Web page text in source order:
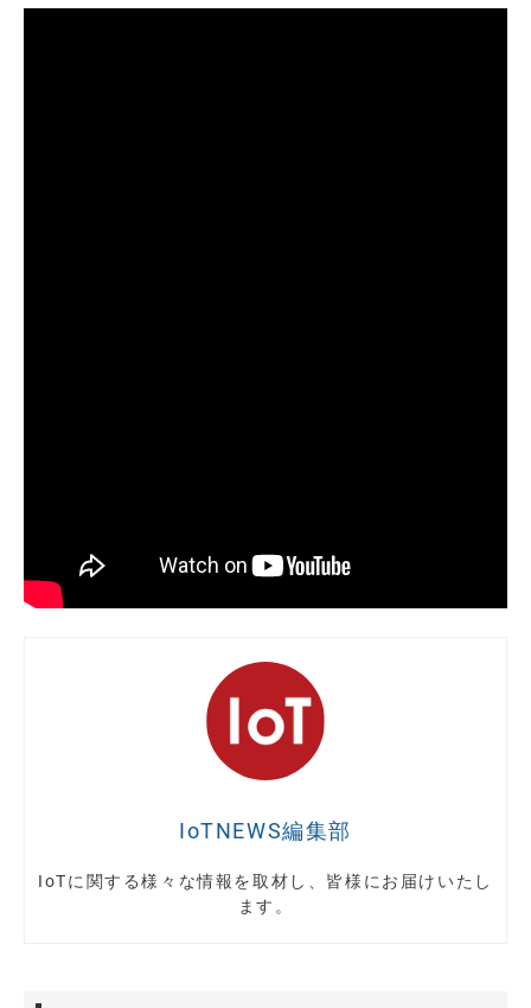
IoTNEWS編集部
IoTに関する様々な情報を取材し、皆様にお届けいたし
ます。